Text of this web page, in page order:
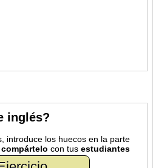
inglés?
introduce los huecos en la parte
compártelo con tusestudiantes